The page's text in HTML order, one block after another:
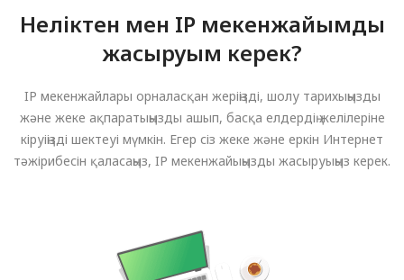
Неліктен мен IP мекенжайымды
жасыруым керек?
IP мекенжайлары орналасқан жеріңізді, шолу тарихыңызды
және жеке ақпаратыңызды ашып, басқа елдердің желілеріне
кіруіңізді шектеуі мүмкін. Егер сіз жеке және еркін Интернет
тәжірибесін қаласаңыз, IP мекенжайыңызды жасыруыңыз керек.